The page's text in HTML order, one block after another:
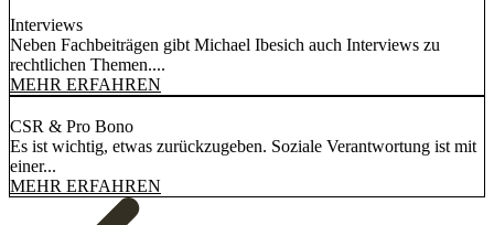
Interviews
Neben Fachbeiträgen gibt Michael Ibesich auch Interviews zu
rechtlichen Themen....
MEHR ERFAHREN
CSR & Pro Bono
Es ist wichtig, etwas zurückzugeben. Soziale Verantwortung ist mit
einer...
MEHR ERFAHREN